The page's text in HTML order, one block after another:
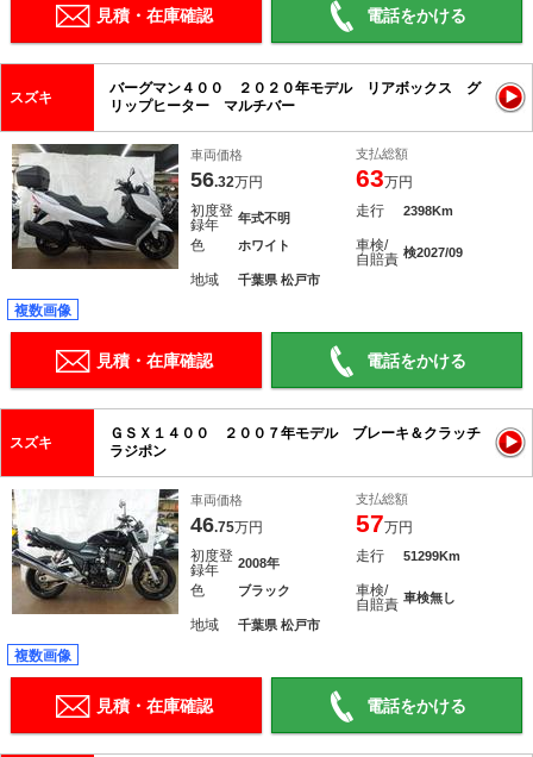
見積・在庫確認 電話をかける
スズキ
バーグマン４００ ２０２０年モデル リアボックス グ
リップヒーター マルチバー
車両価格
56.32万円
支払総額
63万円
初度登
録年
年式不明 走行 2398Km
色 ホワイト
車検/
自賠責 検2027/09
地域 千葉県 松戸市
複数画像
見積・在庫確認 電話をかける
スズキ
ＧＳＸ１４００ ２００７年モデル ブレーキ＆クラッチ
ラジポン
車両価格
46.75万円
支払総額
57万円
初度登
録年
2008年 走行 51299Km
色 ブラック
車検/
自賠責 車検無し
地域 千葉県 松戸市
複数画像
見積・在庫確認 電話をかける